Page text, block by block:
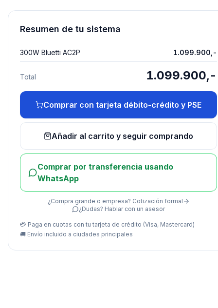
Resumen de tu sistema
300W Bluetti AC2P 1.099.900,-
Total 1.099.900,-
Comprar con tarjeta débito-crédito y PSE
Añadir al carrito y seguir comprando
Comprar por transferencia usando
WhatsApp
¿Compra grande o empresa? Cotización formal
¿Dudas? Hablar con un asesor
💳 Paga en cuotas con tu tarjeta de crédito (Visa, Mastercard)
🚚 Envío incluido a ciudades principales